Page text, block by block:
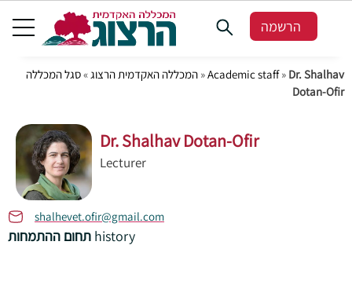
הרשמה
המכללה האקדמית הרצוג »סגל המכללה »Academic staff» Dr. Shalhav
Dotan-Ofir
Dr. Shalhav Dotan-Ofir
Lecturer
shalhevet.ofir@gmail.com
history